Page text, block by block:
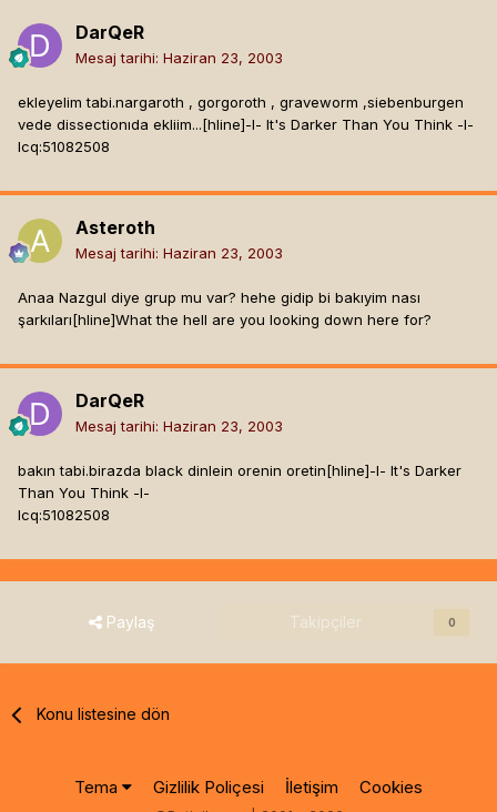
DarQeR
Mesaj tarihi: Haziran 23, 2003
ekleyelim tabi.nargaroth , gorgoroth , graveworm ,siebenburgen
vede dissectionıda ekliim...[hline]-l- It's Darker Than You Think -l-
Icq:51082508
Asteroth
Mesaj tarihi: Haziran 23, 2003
Anaa Nazgul diye grup mu var? hehe gidip bi bakıyim nası
şarkıları[hline]What the hell are you looking down here for?
DarQeR
Mesaj tarihi: Haziran 23, 2003
bakın tabi.birazda black dinlein orenin oretin[hline]-l- It's Darker
Than You Think -l-
Icq:51082508
Paylaş Takipçiler 0
Konu listesine dön
Tema Gizlilik Poliçesi İletişim Cookies